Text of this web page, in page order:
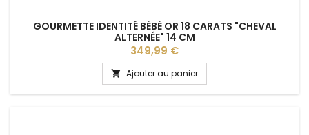
GOURMETTE IDENTITÉ BÉBÉ OR 18 CARATS "CHEVAL
ALTERNÉE" 14 CM
Prix
349,99 €
 Ajouter au panier